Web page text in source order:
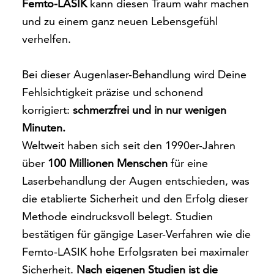
Femto-LASIKkann diesen Traum wahr machen
und zu einem ganz neuen Lebensgefühl
verhelfen.
Bei dieser Augenlaser-Behandlung wird Deine
Fehlsichtigkeit präzise und schonend
korrigiert: schmerzfrei und in nur wenigen
Minuten.
Weltweit haben sich seit den 1990er-Jahren
über 100 Millionen Menschenfür eine
Laserbehandlung der Augen entschieden, was
die etablierte Sicherheit und den Erfolg dieser
Methode eindrucksvoll belegt. Studien
bestätigen für gängige Laser-Verfahren wie die
Femto-LASIK hohe Erfolgsraten bei maximaler
Sicherheit. Nach eigenen Studien ist die